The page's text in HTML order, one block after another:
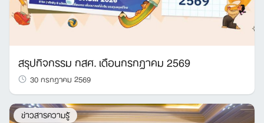
สรุปกิจกรรม กสศ. เดือนกรกฎาคม 2569
30 กรกฎาคม 2569
ข่าวสารความรู้